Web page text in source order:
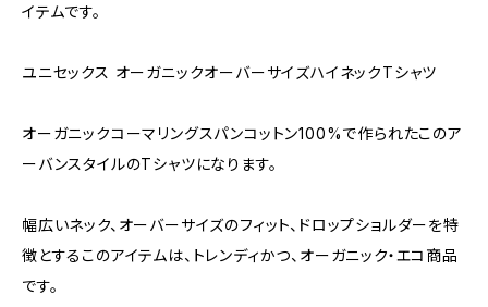
イテムです。
ユニセックス オーガニックオーバーサイズハイネックTシャツ
オーガニックコーマリングスパンコットン100%で作られたこのア
ーバンスタイルのTシャツになります。
幅広いネック、オーバーサイズのフィット、ドロップショルダーを特
徴とするこのアイテムは、トレンディかつ、オーガニック・エコ商品
です。